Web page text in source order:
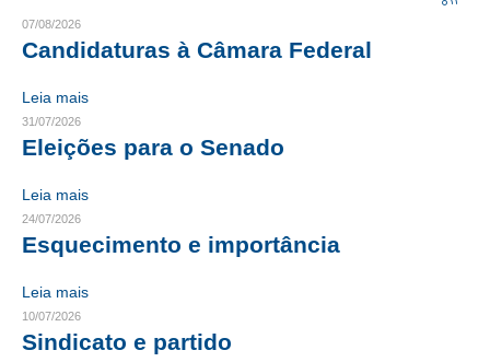
LIVRO GESTÃO 2026-2029
ORGANOGRAMA
CRESCE BRASIL
CONSELHO TECNOLÓGICO
HISTÓRICO E ATUAÇÃO
COMPOSIÇÃO
07/08/2026
Candidaturas à Câmara Federal
Leia mais
31/07/2026
Eleições para o Senado
Leia mais
24/07/2026
Esquecimento e importância
Leia mais
10/07/2026
Sindicato e partido